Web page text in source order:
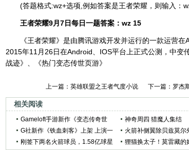
(答题格式:wz+选项,例如答案是王者荣耀，则输入：
王者荣耀9月7日每日一题答案： wz 15
《王者荣耀》是由腾讯游戏开发并运行的一款运营
2015年11月26日在Android、IOS平台上正式公测， 中变
战迹》、《热门变态传世页游》
上一篇： 英雄联盟之王者气度小说 下一篇： 罗杰
相关阅读
Gameloft手游新作《变态传奇世
界》公布
神奇周四 猎魔人集结
G社新作《铁血刺客》上架 上演一
段中世纪传奇
火箭补侧翼除贝兹莫尔
选？昔日詹皇护卫成莫
刚签下两名火箭球员，1.58亿球星
狸猫换太子！莫雷藏的